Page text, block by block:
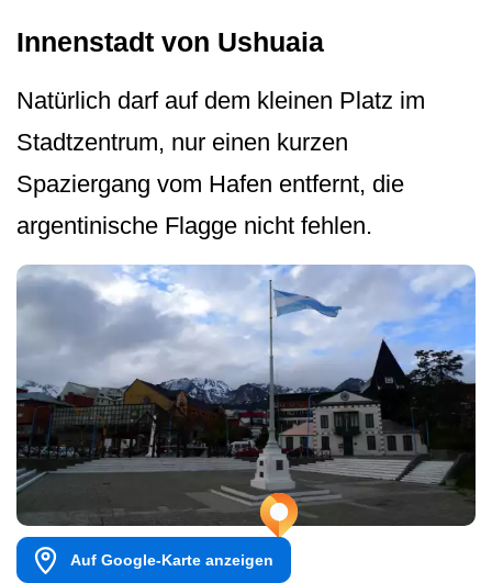
Innenstadt von Ushuaia
Natürlich darf auf dem kleinen Platz im
Stadtzentrum, nur einen kurzen
Spaziergang vom Hafen entfernt, die
argentinische Flagge nicht fehlen.
Auf Google-Karte anzeigen